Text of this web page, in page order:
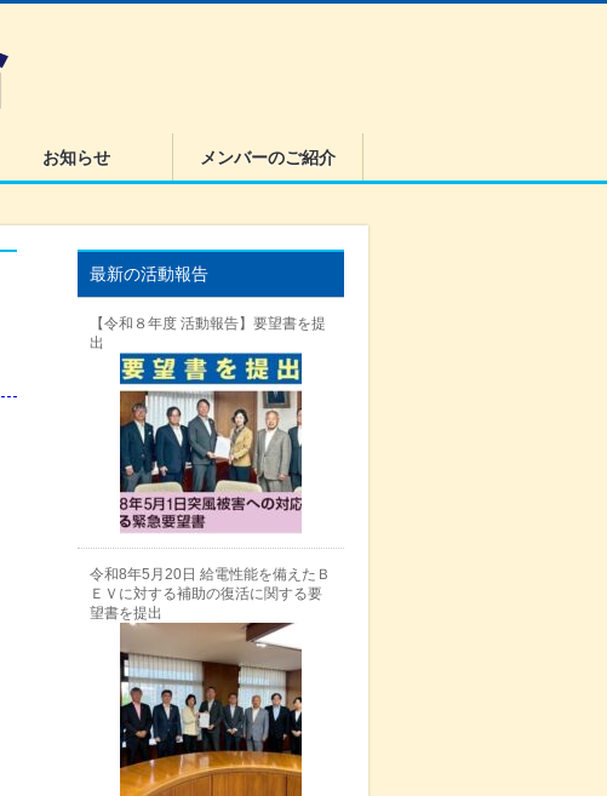
お知らせ メンバーのご紹介
最新の活動報告
【令和８年度 活動報告】要望書を提
出
令和8年5月20日 給電性能を備えたＢ
ＥＶに対する補助の復活に関する要
望書を提出